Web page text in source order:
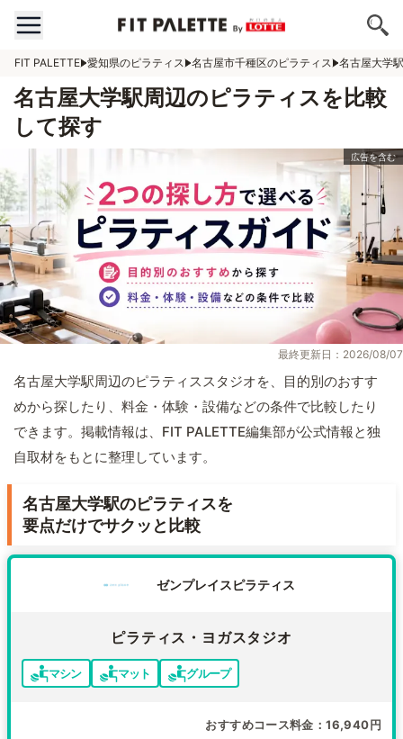
FIT PALETTE 愛知県のピラティス 名古屋市千種区のピラティス 名古屋大学
名古屋大学駅周辺のピラティスを比較
して探す
最終更新日：2026/08/07
名古屋大学駅周辺のピラティススタジオを、目的別のおすす
めから探したり、料金・体験・設備などの条件で比較したり
できます。掲載情報は、FIT PALETTE編集部が公式情報と独
自取材をもとに整理しています。
名古屋大学駅のピラティスを
要点だけでサクッと比較
ゼンプレイスピラティス
ピラティス・ヨガスタジオ
マシン マット グループ
おすすめコース料金 16,940円